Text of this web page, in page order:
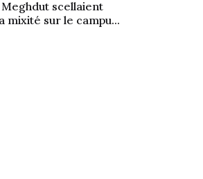
scellaient
mixité sur le campu...